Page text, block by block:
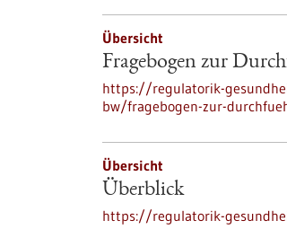
Übersicht
Fragebogen zur
https://regulatorik-
bw/fragebogen-zur-
Übersicht
Überblick
https://regulatorik-